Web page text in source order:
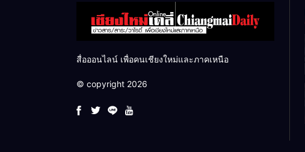
สื่อออนไลน์ เพื่อคนเชียงใหม่และภาคเหนือ
© copyright 2026